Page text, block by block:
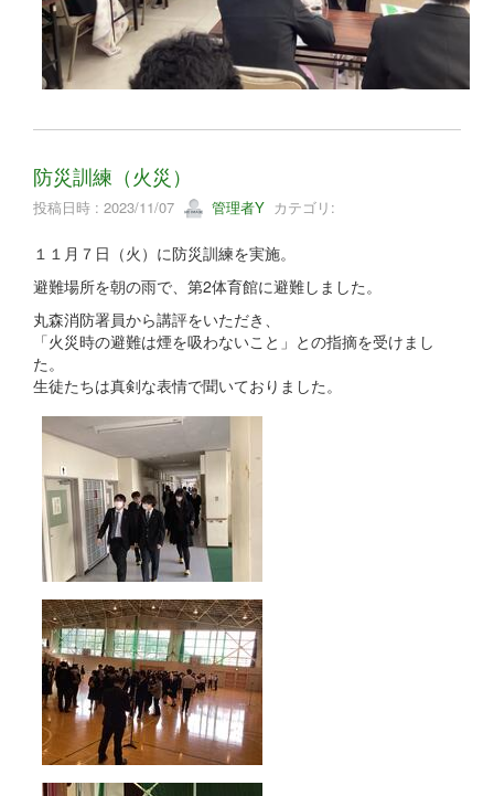
防災訓練（火災）
投稿日時 : 2023/11/07 管理者Y カテゴリ:
１１月７日（火）に防災訓練を実施。
避難場所を朝の雨で、第2体育館に避難しました。
丸森消防署員から講評をいただき、
「火災時の避難は煙を吸わないこと」との指摘を受けまし
た。
生徒たちは真剣な表情で聞いておりました。